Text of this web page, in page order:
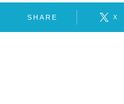
SHARE X